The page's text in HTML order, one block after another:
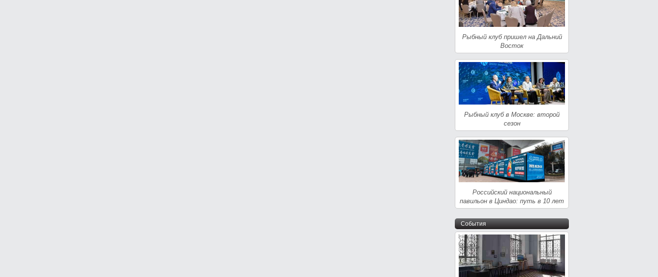
Рыбный клуб пришел на Дальний
Восток
Рыбный клуб в Москве: второй
сезон
Российский национальный
павильон в Циндао: путь в 10 лет
События